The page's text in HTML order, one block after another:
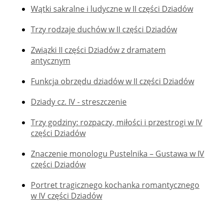
Wątki sakralne i ludyczne w II części Dziadów
Trzy rodzaje duchów w II części Dziadów
Związki II części Dziadów z dramatem
antycznym
Funkcja obrzędu dziadów w II części Dziadów
Dziady cz. IV - streszczenie
Trzy godziny: rozpaczy, miłości i przestrogi w IV
części Dziadów
Znaczenie monologu Pustelnika – Gustawa w IV
części Dziadów
Portret tragicznego kochanka romantycznego
w IV części Dziadów